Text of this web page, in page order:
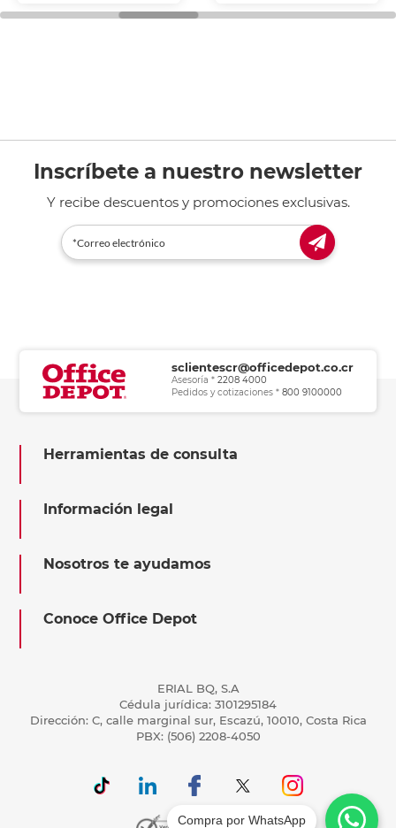
Inscríbete a nuestro newsletter
Y recibe descuentos y promociones exclusivas.
sclientescr@officedepot.co.cr
Asesoría *2208 4000
Pedidos y cotizaciones *800 9100000
Herramientas de consulta
Información legal
Nosotros te ayudamos
Conoce Office Depot
ERIAL BQ, S.A
Cédula jurídica: 3101295184
Dirección: C, calle marginal sur, Escazú, 10010, Costa Rica
PBX: (506) 2208-4050
Compra por WhatsApp